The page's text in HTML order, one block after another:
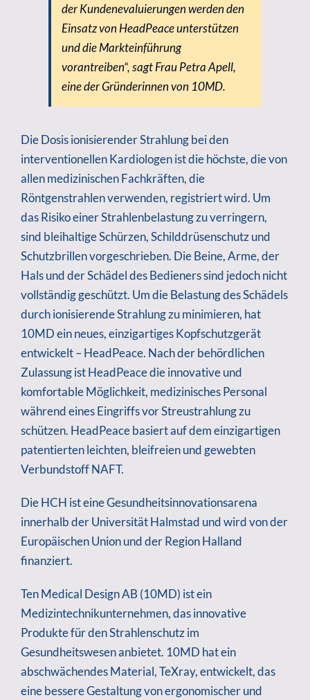
der Kundenevaluierungen werden den
Einsatz von HeadPeace unterstützen
und die Markteinführung
vorantreiben“, sagt Frau Petra Apell,
eine der Gründerinnen von 10MD.
Die Dosis ionisierender Strahlung bei den
interventionellen Kardiologen ist die höchste, die von
allen medizinischen Fachkräften, die
Röntgenstrahlen verwenden, registriert wird. Um
das Risiko einer Strahlenbelastung zu verringern,
sind bleihaltige Schürzen, Schilddrüsenschutz und
Schutzbrillen vorgeschrieben. Die Beine, Arme, der
Hals und der Schädel des Bedieners sind jedoch nicht
vollständig geschützt. Um die Belastung des Schädels
durch ionisierende Strahlung zu minimieren, hat
10MD ein neues, einzigartiges Kopfschutzgerät
entwickelt – HeadPeace. Nach der behördlichen
Zulassung ist HeadPeace die innovative und
komfortable Möglichkeit, medizinisches Personal
während eines Eingriffs vor Streustrahlung zu
schützen. HeadPeace basiert auf dem einzigartigen
patentierten leichten, bleifreien und gewebten
Verbundstoff NAFT.
Die HCH ist eine Gesundheitsinnovationsarena
innerhalb der Universität Halmstad und wird von der
Europäischen Union und der Region Halland
finanziert.
Ten Medical Design AB (10MD) ist ein
Medizintechnikunternehmen, das innovative
Produkte für den Strahlenschutz im
Gesundheitswesen anbietet. 10MD hat ein
abschwächendes Material, TeXray, entwickelt, das
eine bessere Gestaltung von ergonomischer und